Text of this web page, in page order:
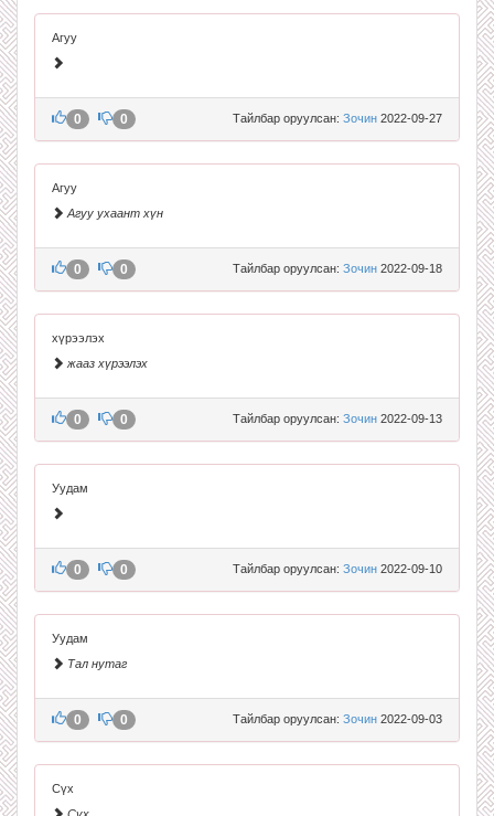
Агуу
Тайлбар оруулсан: Зочин 2022-09-27
0 0
Агуу
Агуу ухаант хүн
Тайлбар оруулсан: Зочин 2022-09-18
0 0
хүрээлэх
жааз хүрээлэх
Тайлбар оруулсан: Зочин 2022-09-13
0 0
Уудам
Тайлбар оруулсан: Зочин 2022-09-10
0 0
Уудам
Тал нутаг
Тайлбар оруулсан: Зочин 2022-09-03
0 0
Сүх